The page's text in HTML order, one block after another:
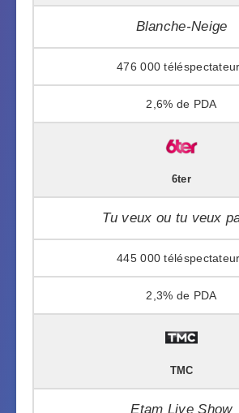
Blanche-Neige
476 000
2,6%
6ter
Tu veux ou tu veux
445 000
2,3%
TMC
Etam Live Show